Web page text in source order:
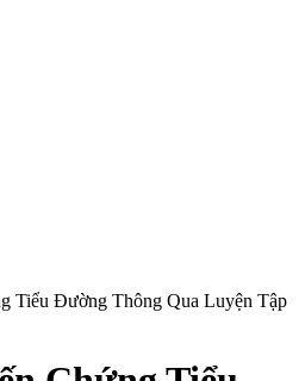
Tiểu Đường Thông Qua Luyện Tập